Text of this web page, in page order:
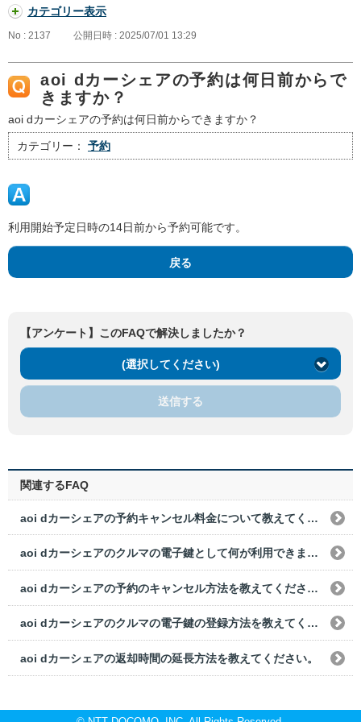
カテゴリー表示
No : 2137 公開日時 : 2025/07/01 13:29
aoi dカーシェアの予約は何日前からで
きますか？
aoi dカーシェアの予約は何日前からできますか？
カテゴリー： 予約
利用開始予定日時の14日前から予約可能です。
戻る
【アンケート】このFAQで解決しましたか？
(選択してください)
送信する
関連するFAQ
aoi dカーシェアの予約キャンセル料金について教えてください。
aoi dカーシェアのクルマの電子鍵として何が利用できますか？
aoi dカーシェアの予約のキャンセル方法を教えてください。
aoi dカーシェアのクルマの電子鍵の登録方法を教えてください。
aoi dカーシェアの返却時間の延長方法を教えてください。